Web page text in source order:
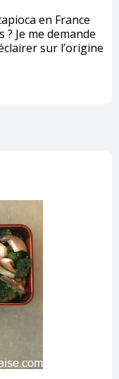
en France
? Je me demande
sur l’origine